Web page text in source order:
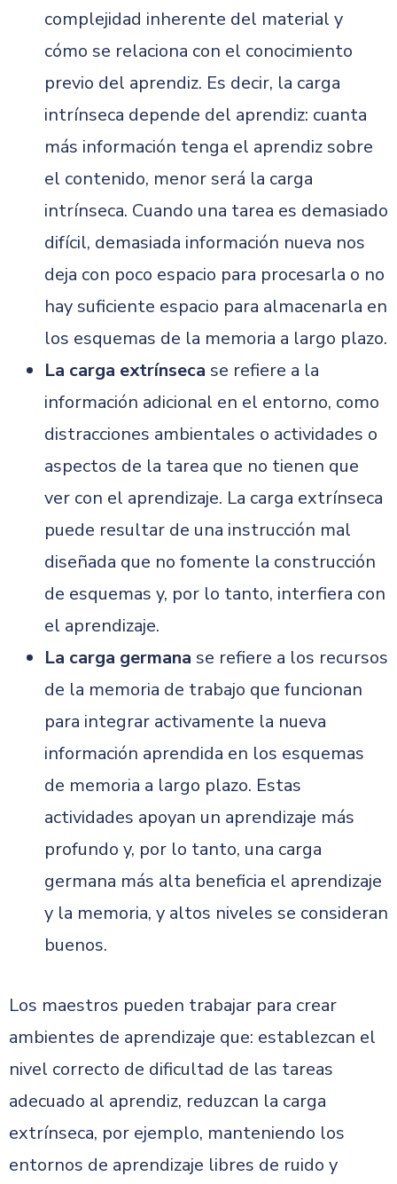
complejidad inherente del material y
cómo se relaciona con el conocimiento
previo del aprendiz. Es decir, la carga
intrínseca depende del aprendiz: cuanta
más información tenga el aprendiz sobre
el contenido, menor será la carga
intrínseca. Cuando una tarea es demasiado
difícil, demasiada información nueva nos
deja con poco espacio para procesarla o no
hay suficiente espacio para almacenarla en
los esquemas de la memoria a largo plazo.
La carga extrínseca se refiere a la
información adicional en el entorno, como
distracciones ambientales o actividades o
aspectos de la tarea que no tienen que
ver con el aprendizaje. La carga extrínseca
puede resultar de una instrucción mal
diseñada que no fomente la construcción
de esquemas y, por lo tanto, interfiera con
el aprendizaje.
La carga germana se refiere a los recursos
de la memoria de trabajo que funcionan
para integrar activamente la nueva
información aprendida en los esquemas
de memoria a largo plazo. Estas
actividades apoyan un aprendizaje más
profundo y, por lo tanto, una carga
germana más alta beneficia el aprendizaje
y la memoria, y altos niveles se consideran
buenos.
Los maestros pueden trabajar para crear
ambientes de aprendizaje que: establezcan el
nivel correcto de dificultad de las tareas
adecuado al aprendiz, reduzcan la carga
extrínseca, por ejemplo, manteniendo los
entornos de aprendizaje libres de ruido y